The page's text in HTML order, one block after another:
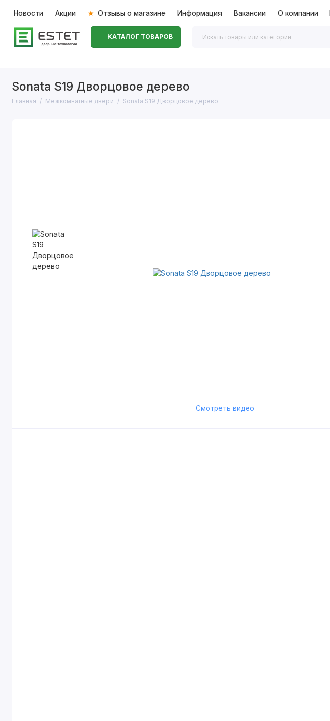
Новости Акции Отзывы о магазине Информация Вакансии О компании
КАТАЛОГ ТОВАРОВ
Sonata S19 Дворцовое дерево
Главная Межкомнатные двери Sonata S19 Дворцовое дерево
Смотреть видео